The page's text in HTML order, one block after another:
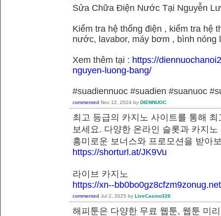
Sửa Chữa Điện Nước Tại Nguyễn
Kiểm tra hệ thống điện , kiểm tra hệ
nước, lavabor, máy bơm , bình nóng
Xem thêm tại : https://
nguyen-luong-bang/
#suadiennuoc #suadien #suanuoc
commented Nov 12, 2024 by DIENNUOC
최고 등급의 카지노 사이트를 통해
보세요. 다양한 온라인 슬롯과 카지
흥미로운 보너스와 프로모션을 받
https://shorturl.at/JK9Vu
라이브 카지노
https://xn--bb0bo0gz8cfzm9zonug.net
commented Jul 2, 2025 by LiveCasino326
해피툰은 다양한 무료 웹툰, 웹툰 미